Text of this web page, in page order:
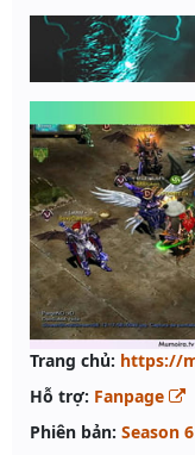
Trang chủ: https://
Hỗ trợ: Fanpage
Phiên bản: Season 6